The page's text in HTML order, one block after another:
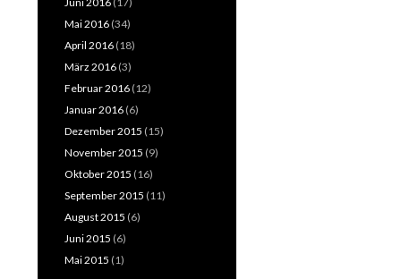
Mai 2016 (34)
April 2016 (18)
März 2016 (3)
Februar 2016 (12)
Januar 2016 (6)
Dezember 2015 (15)
November 2015 (9)
Oktober 2015 (16)
September 2015 (11)
August 2015 (6)
Juni 2015 (6)
Mai 2015 (1)